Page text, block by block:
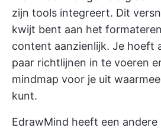
zijn tools integreert. Dit
kwijt bent aan het
content aanzienlijk. Je hoeft
paar richtlijnen in te voeren
mindmap voor je uit
kunt.
EdrawMind heeft een